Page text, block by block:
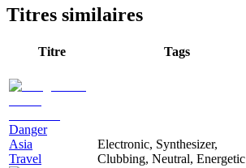
Titres similaires
Titre Tags
Danger
Asia
Travel
Electronic, Synthesizer,
Clubbing, Neutral, Energetic